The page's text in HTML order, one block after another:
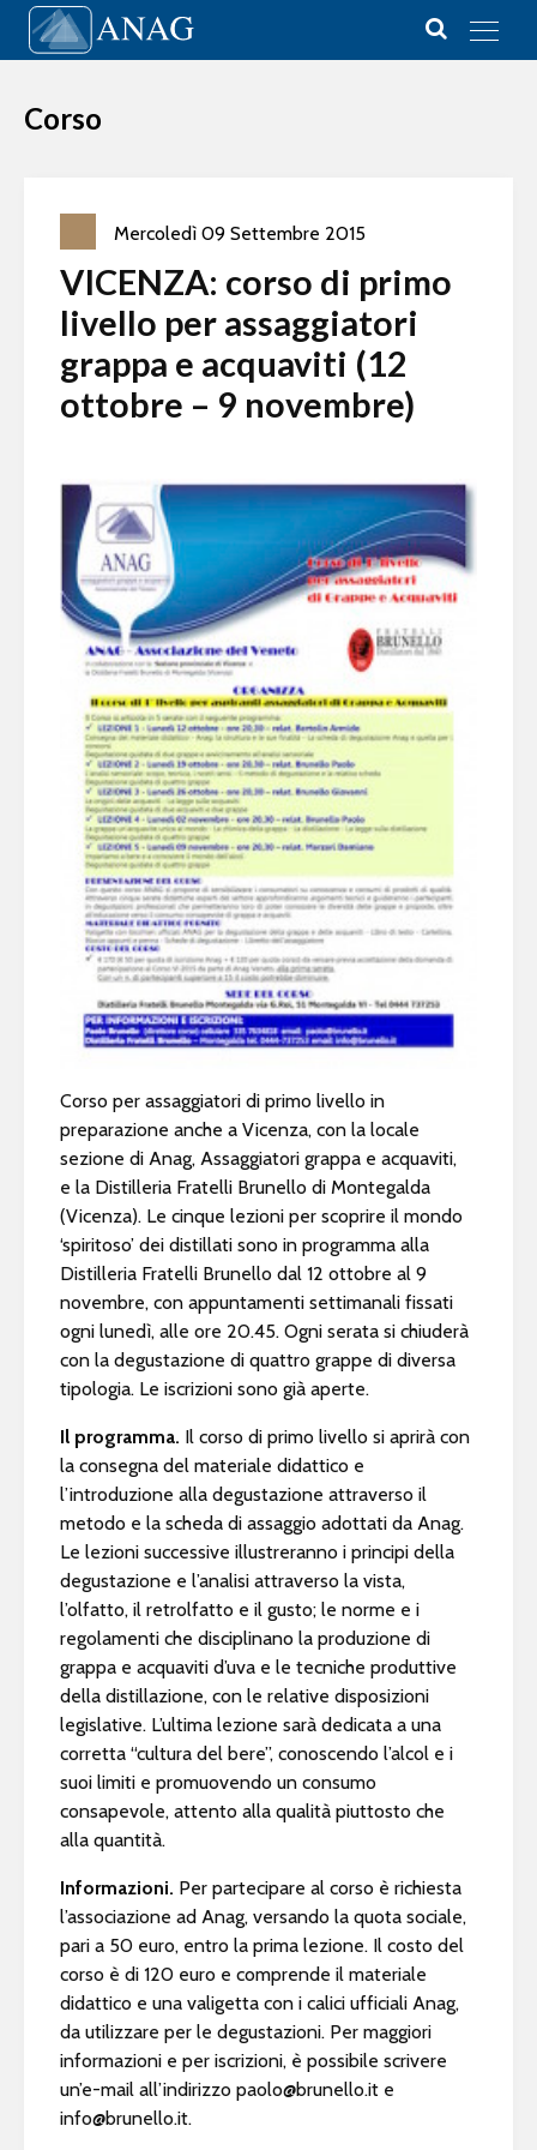
Vai al contenuto
Main Navigation
Corso
Mercoledì 09 Settembre 2015
VICENZA: corso di primo
livello per assaggiatori
grappa e acquaviti (12
ottobre – 9 novembre)
Corso per assaggiatori di primo livello in
preparazione anche a Vicenza, con la locale
sezione di Anag, Assaggiatori grappa e acquaviti,
e la Distilleria Fratelli Brunello di Montegalda
(Vicenza). Le cinque lezioni per scoprire il mondo
‘spiritoso’ dei distillati sono in programma alla
Distilleria Fratelli Brunello dal 12 ottobre al 9
novembre, con appuntamenti settimanali fissati
ogni lunedì, alle ore 20.45. Ogni serata si chiuderà
con la degustazione di quattro grappe di diversa
tipologia. Le iscrizioni sono già aperte.
Il programma. Il corso di primo livello si aprirà con
la consegna del materiale didattico e
l’introduzione alla degustazione attraverso il
metodo e la scheda di assaggio adottati da Anag.
Le lezioni successive illustreranno i principi della
degustazione e l’analisi attraverso la vista,
l’olfatto, il retrolfatto e il gusto; le norme e i
regolamenti che disciplinano la produzione di
grappa e acquaviti d’uva e le tecniche produttive
della distillazione, con le relative disposizioni
legislative. L’ultima lezione sarà dedicata a una
corretta “cultura del bere”, conoscendo l’alcol e i
suoi limiti e promuovendo un consumo
consapevole, attento alla qualità piuttosto che
alla quantità.
Informazioni. Per partecipare al corso è richiesta
l’associazione ad Anag, versando la quota sociale,
pari a 50 euro, entro la prima lezione. Il costo del
corso è di 120 euro e comprende il materiale
didattico e una valigetta con i calici ufficiali Anag,
da utilizzare per le degustazioni. Per maggiori
informazioni e per iscrizioni, è possibile scrivere
un’e-mail all’indirizzo paolo@brunello.it e
info@brunello.it.